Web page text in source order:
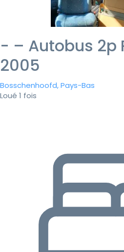
- – Autobus 2p
2005
Bosschenhoofd, Pays-Bas
Loué 1 fois